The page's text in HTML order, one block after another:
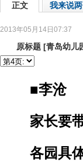
正文 我来说
2013年05月14日07:37
半岛网-半岛都市报
原标题 [青岛幼儿
■李沧
家长要带
各园具体